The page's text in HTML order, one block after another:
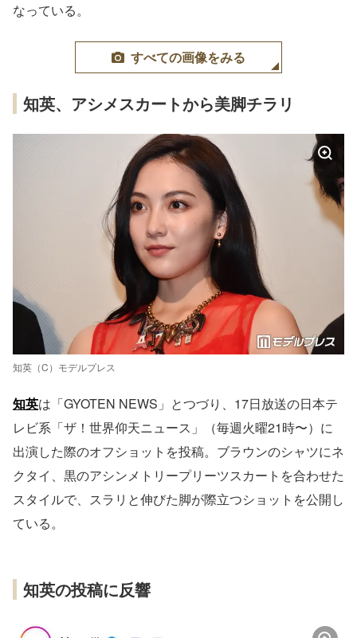
なっている。
すべての画像をみる
知英、アシメスカートから美脚チラリ
知英（C）モデルプレス
知英は「GYOTEN NEWS」とつづり、17日放送の日本テ
レビ系「ザ！世界仰天ニュース」（毎週火曜21時〜）に
出演した際のオフショットを投稿。ブラウンのシャツにネ
クタイ、黒のアシンメトリープリーツスカートを合わせた
スタイルで、スラリと伸びた脚が際立つショットを公開し
ている。
知英の投稿に反響